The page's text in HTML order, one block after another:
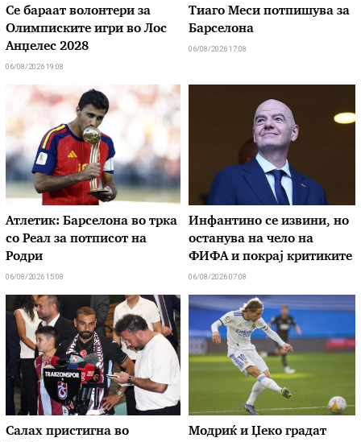
Се бараат волонтери за
Олимписките игри во Лос
Анџелес 2028
06/08/2026 19:08
Тиаго Меси потпишува за
Барселона
06/08/2026 17:08
Атлетик: Барселона во трка
со Реал за потписот на
Родри
06/08/2026 15:08
Инфантино се извини, но
останува на чело на
ФИФА и покрај критиките
06/08/2026 07:08
Салах пристигна во
Модриќ и Џеко градат